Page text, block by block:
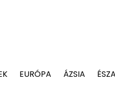
EURÓPA ÁZSIA